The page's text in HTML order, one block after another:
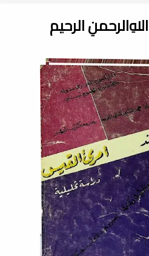
اﷲِالرحمنِ الرحيم